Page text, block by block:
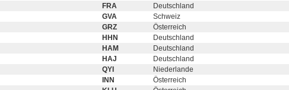
FRA
Deutschland
GVA
Schweiz
GRZ
Österreich
HHN
Deutschland
HAM
Deutschland
HAJ
Deutschland
QYI
Niederlande
INN
Österreich